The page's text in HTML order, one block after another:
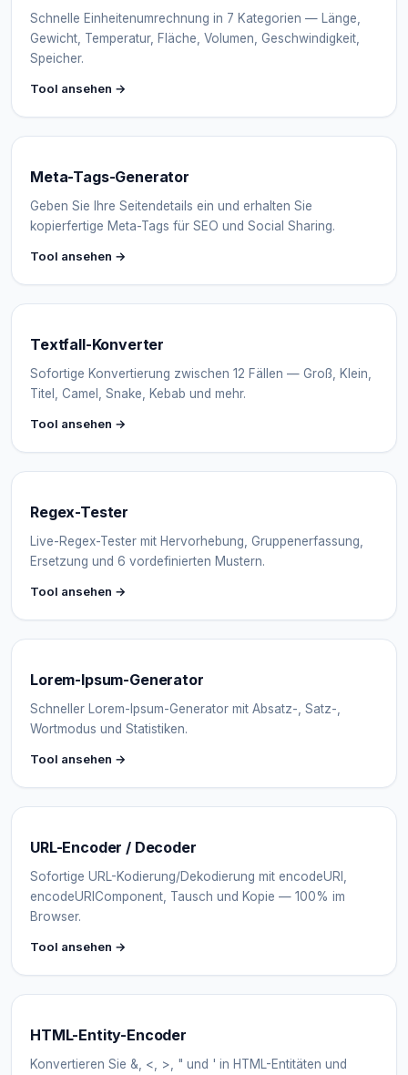
Schnelle Einheitenumrechnung in 7 Kategorien — Länge,
Gewicht, Temperatur, Fläche, Volumen, Geschwindigkeit,
Speicher.
Tool ansehen →
Meta-Tags-Generator
Geben Sie Ihre Seitendetails ein und erhalten Sie
kopierfertige Meta-Tags für SEO und Social Sharing.
Tool ansehen →
Textfall-Konverter
Sofortige Konvertierung zwischen 12 Fällen — Groß, Klein,
Titel, Camel, Snake, Kebab und mehr.
Tool ansehen →
Regex-Tester
Live-Regex-Tester mit Hervorhebung, Gruppenerfassung,
Ersetzung und 6 vordefinierten Mustern.
Tool ansehen →
Lorem-Ipsum-Generator
Schneller Lorem-Ipsum-Generator mit Absatz-, Satz-,
Wortmodus und Statistiken.
Tool ansehen →
URL-Encoder / Decoder
Sofortige URL-Kodierung/Dekodierung mit encodeURI,
encodeURIComponent, Tausch und Kopie — 100% im
Browser.
Tool ansehen →
HTML-Entity-Encoder
Konvertieren Sie &, <, >, " und ' in HTML-Entitäten und